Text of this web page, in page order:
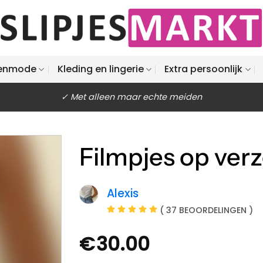
Kleding en lingerie Extra persoonlijk
✓ Met alleen maar echte meiden
Filmpjes op
Alexis
( 37 BEOORDELINGEN )
€30.00